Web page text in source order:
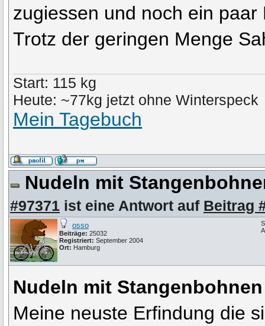
zugiessen und noch ein
Trotz der geringen Menge
Start: 115 kg
Heute: ~77kg jetzt ohne Winterspeck
Mein Tagebuch
Nudeln mit
#97371 ist eine Antwort auf Beitrag
osso
Beiträge: 25032
Registriert: September 2004
Ort: Hamburg
Nudeln mit
Meine neuste Erfindung die